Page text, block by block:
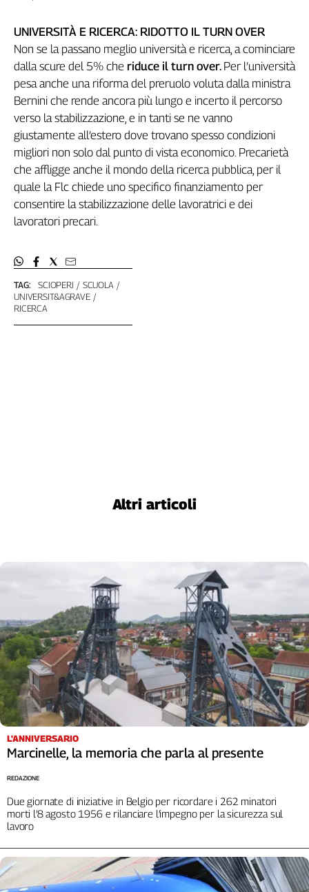
TAG: SCIOPERI
SCUOLA
UNIVERSIT&AGRAVE
RICERCA
UNIVERSITÀ E RICERCA: RIDOTTO IL TURN OVER
Non se la passano meglio università e ricerca, a cominciare
dalla scure del 5% che riduce il turn over. Per l’università
pesa anche una riforma del preruolo voluta dalla ministra
Bernini che rende ancora più lungo e incerto il percorso
verso la stabilizzazione, e in tanti se ne vanno
giustamente all’estero dove trovano spesso condizioni
migliori non solo dal punto di vista economico. Precarietà
che affligge anche il mondo della ricerca pubblica, per il
quale la Flc chiede uno specifico finanziamento per
consentire la stabilizzazione delle lavoratrici e dei
lavoratori precari.
Altri articoli
L'ANNIVERSARIO
Marcinelle, la memoria che parla al presente
Due giornate di iniziative in Belgio per ricordare i 262 minatori
morti l’8 agosto 1956 e rilanciare l’impegno per la sicurezza sul
lavoro
REDAZIONE